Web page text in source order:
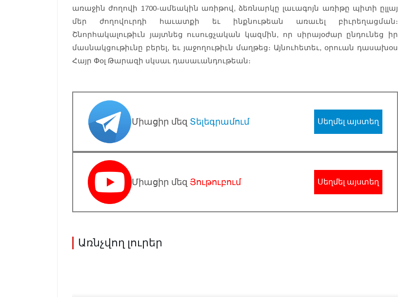
առաջին ժողովի 1700-ամեակին առիթով, ձեռնարկը լաւագոյն առիթը պիտի ըլլայ
մեր ժողովուրդի հաւատքի եւ ինքնութեան առաւել բիւրեղացման։
Շնորհակալութիւն յայտնեց ուսուցչական կազմին, որ սիրայօժար ընդունեց իր
մասնակցութիւնը բերել, եւ յաջողութիւն մաղթեց։ Այնուհետեւ, օրուան դասախօս
Հայր Փօլ Թարազի սկսաւ դասաւանդութեան։
Միացիր մեզ Տելեգրամում Սեղմել այստեղ
Միացիր մեզ Յութուբում Սեղմել այստեղ
Առնչվող լուրեր